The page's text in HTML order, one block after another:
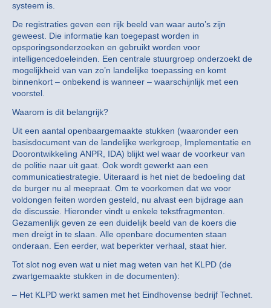
systeem is.
De registraties geven een rijk beeld van waar auto’s zijn
geweest. Die informatie kan toegepast worden in
opsporingsonderzoeken en gebruikt worden voor
intelligencedoeleinden. Een centrale stuurgroep onderzoekt de
mogelijkheid van van zo’n landelijke toepassing en komt
binnenkort – onbekend is wanneer – waarschijnlijk met een
voorstel.
Waarom is dit belangrijk?
Uit een aantal openbaargemaakte stukken (waaronder een
basisdocument van de landelijke werkgroep, Implementatie en
Doorontwikkeling ANPR, IDA) blijkt wel waar de voorkeur van
de politie naar uit gaat. Ook wordt gewerkt aan een
communicatiestrategie. Uiteraard is het niet de bedoeling dat
de burger nu al meepraat. Om te voorkomen dat we voor
voldongen feiten worden gesteld, nu alvast een bijdrage aan
de discussie. Hieronder vindt u enkele tekstfragmenten.
Gezamenlijk geven ze een duidelijk beeld van de koers die
men dreigt in te slaan. Alle openbare documenten staan
onderaan. Een eerder, wat beperkter verhaal, staat hier.
Tot slot nog even wat u niet mag weten van het KLPD (de
zwartgemaakte stukken in de documenten):
– Het KLPD werkt samen met het Eindhovense bedrijf Technet.